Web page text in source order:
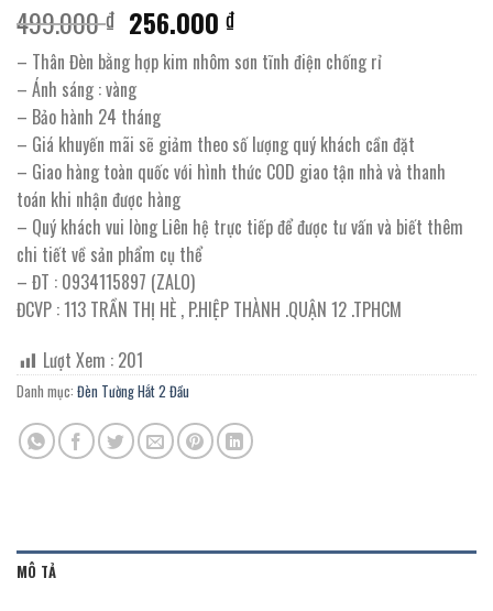
499.000₫ Giá
gốc
là:
499.000 ₫.
256.000₫Giá
hiện
tại
256.000 ₫.
– Thân Đèn bằng hợp kim nhôm sơn tĩnh điện chống rỉ
– Ánh sáng : vàng
– Bảo hành 24 tháng
– Giá khuyến mãi sẽ giảm theo số lượng quý khách cần đặt
– Giao hàng toàn quốc với hình thức COD giao tận nhà và thanh
toán khi nhận được hàng
– Quý khách vui lòng Liên hệ trực tiếp để được tư vấn và biết thêm
chi tiết về sản phẩm cụ thể
– ĐT : 0934115897 (ZALO)
ĐCVP : 113 TRẦN THỊ HÈ , P.HIỆP THÀNH .QUẬN 12 .TPHCM
Lượt Xem : 201
Danh mục: Đèn Tường Hắt 2 Đầu
MÔ TẢ